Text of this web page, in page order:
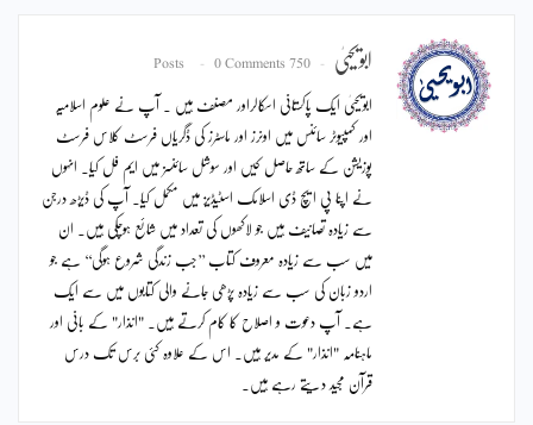
ابویحییٰ 750 Posts
0 Comments
ابویحییٰ ایک پاکستانی اسکالراور مصنف ہیں ۔ آپ نے علوم اسلامیہ
اور کمپیوٹر سائنس میں اونرز اور ماسٹرز کی ڈگریاں فرسٹ کلاس فرسٹ
پوزیشن کے ساتھ حاصل کیں اور سوشل سائنسز میں ایم فل کیا۔ انہوں
نے اپنا پی ایچ ڈی اسلامک اسٹیڈیز میں مکمل کیا۔ آپ کی ڈیڑھ درجن
سے زیادہ تصانیف ہیں جو لاکھوں کی تعداد میں شائع ہوچکی ہیں۔ ان
میں سب سے زیادہ معروف کتاب ’’جب زندگی شروع ہوگی‘‘ ہے جو
اردو زبان کی سب سے زیادہ پڑھی جانے والی کتابوں میں سے ایک
ہے۔ آپ دعوت و اصلاح کا کام کرتے ہیں۔ "انذار" کے بانی اور
ماہنامہ "انذار" کے مدیر ہیں۔ اس کے علاوہ کئی برس تک درس
قرآن مجید دیتے رہے ہیں۔